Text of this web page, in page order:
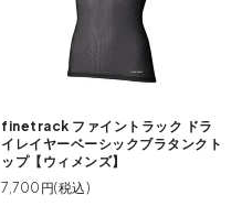
finetrack ファイントラック ドラ
イレイヤーベーシックブラタンクト
ップ【ウィメンズ】
7,700円(税込)